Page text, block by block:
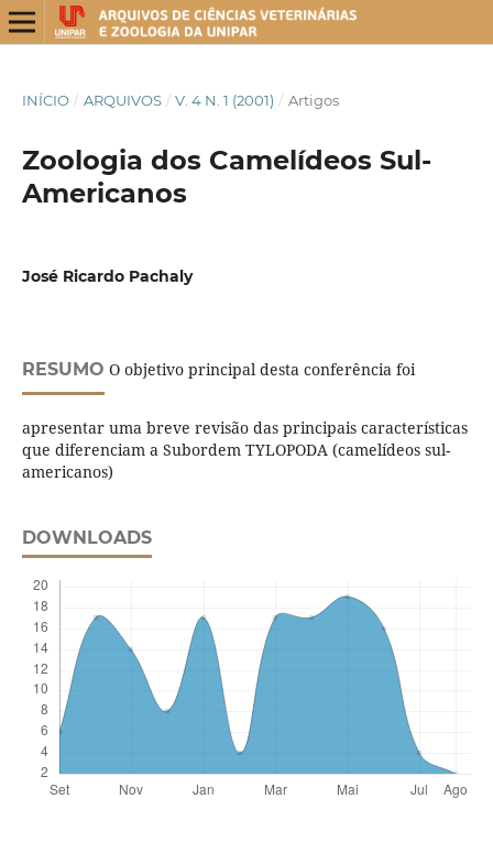
INÍCIO / ARQUIVOS / V. 4 N. 1 (2001) / Artigos
Zoologia dos Camelídeos Sul-
Americanos
José Ricardo Pachaly
RESUMO O objetivo principal desta conferência foi
apresentar uma breve revisão das principais características
que diferenciam a Subordem TYLOPODA (camelídeos sul-
americanos)
DOWNLOADS